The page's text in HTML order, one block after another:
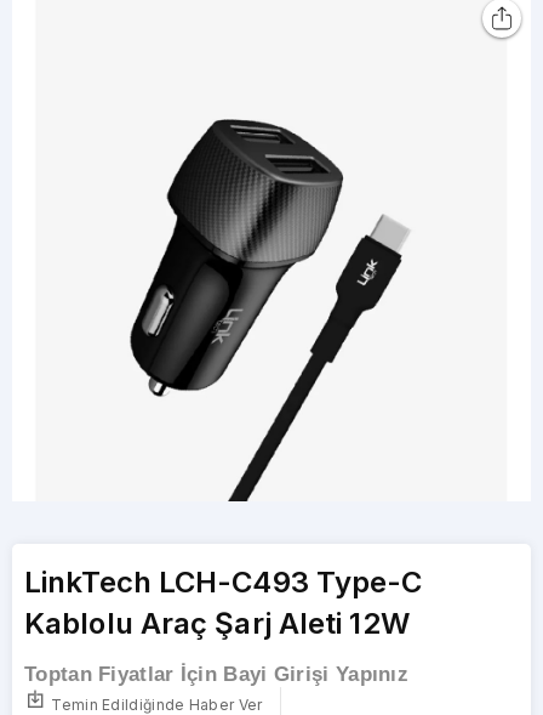
LinkTech LCH-C493 Type-C
Kablolu Araç Şarj Aleti 12W
Toptan Fiyatlar İçin Bayi Girişi Yapınız
Temin Edildiğinde Haber Ver